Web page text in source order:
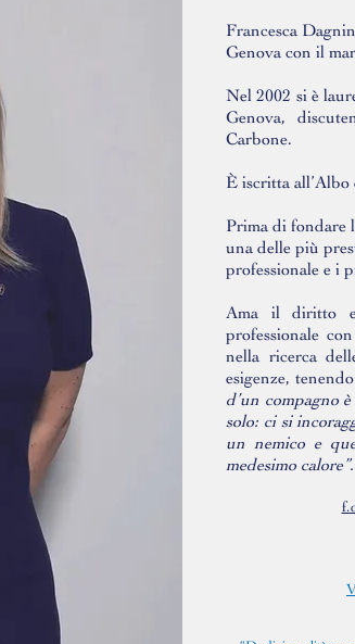
Francesca
Genova con il
Nel 2002 si è
Genova,
Carbone.
È iscritta
Prima di fondare
una delle più
professionale e i
Ama il diritto
professionale
nella ricerca
esigenze,
d’un compagno
solo: ci si
un nemico e
medesimo calore”.